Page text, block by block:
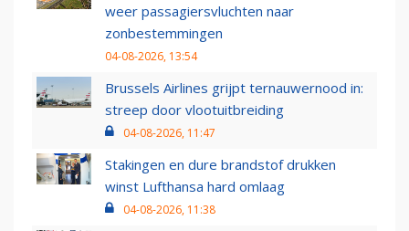
weer passagiersvluchten naar
zonbestemmingen
04-08-2026, 13:54
Brussels Airlines grijpt ternauwernood in:
streep door vlootuitbreiding
04-08-2026, 11:47
Stakingen en dure brandstof drukken
winst Lufthansa hard omlaag
04-08-2026, 11:38